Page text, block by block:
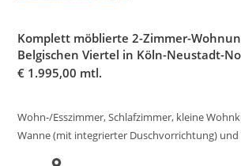
Komplett möblierte 2-Zimmer-
Belgischen Viertel in Köln-Neustadt-
€ 1.995,00 mtl.
Wohn-/Esszimmer, Schlafzimmer, kleine
Wanne (mit integrierter Duschvorrichtung) und